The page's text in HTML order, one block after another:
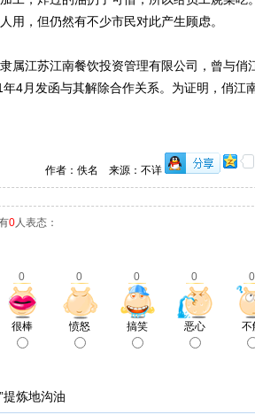
用，但仍然有不少市民对此产生顾虑。
江苏江南餐饮投资管理有限公司，曾与俏
4月发函与其解除合作关系。为证明，俏江
作者：佚名 来源：不详
0人表态：
0 0 0 0 0
很棒 愤怒 搞笑 恶心 不
提炼地沟油